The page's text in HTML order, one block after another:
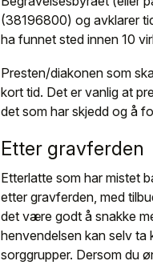
(38196800) og avklarer
ha funnet sted innen 10
Presten/diakonen som
kort tid. Det er vanlig at
det som har skjedd og å
Etter gravferden
Etterlatte som har mistet
etter gravferden, med
det være godt å snakke
henvendelsen kan selv ta
sorggrupper. Dersom du